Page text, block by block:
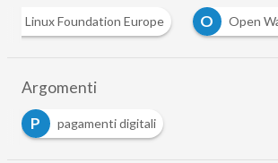
L
Linux Foundation Europe O
Argomenti
P
pagamenti digitali